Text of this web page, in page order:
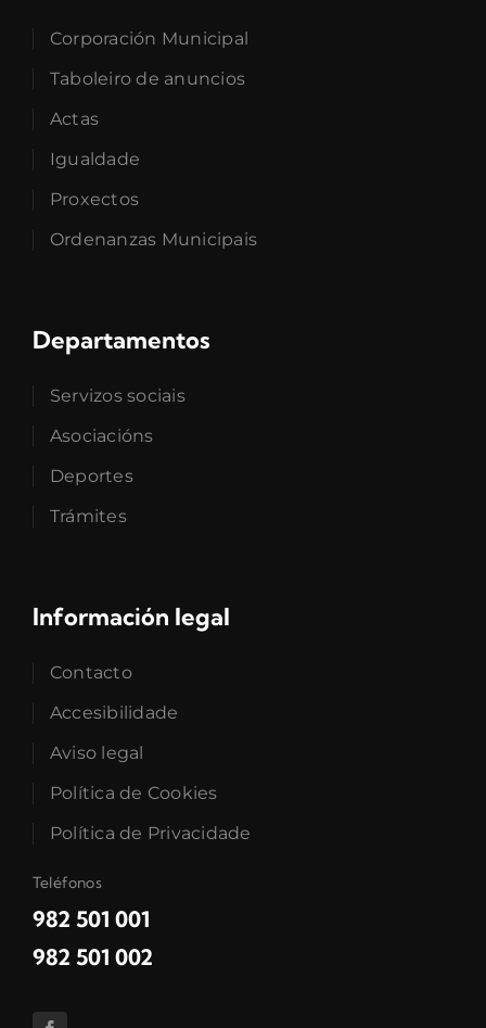
Corporación Municipal
Taboleiro de anuncios
Actas
Igualdade
Proxectos
Ordenanzas Municipais
Departamentos
Servizos sociais
Asociacións
Deportes
Trámites
Información legal
Contacto
Accesibilidade
Aviso legal
Política de Cookies
Política de Privacidade
Teléfonos
982 501 001
982 501 002